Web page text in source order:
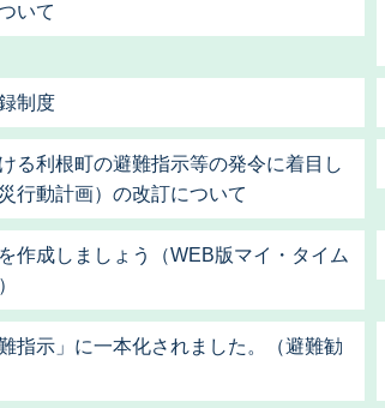
いて
制度
る利根町の避難指示等の発令に着目し
行動計画）の改訂について
作成しましょう（WEB版マイ・タイム
指示」に一本化されました。（避難勧